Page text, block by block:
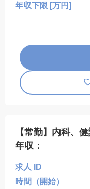
年収下限 [万円]
【常勤】内科、
年収：
求人 ID
時間（開始）